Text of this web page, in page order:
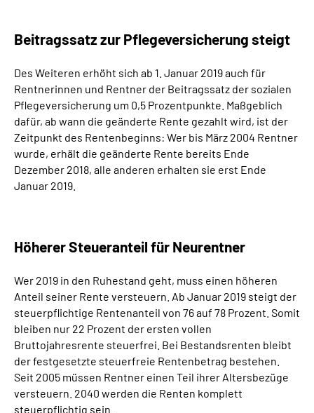
Beitragssatz zur Pflegeversicherung steigt
Des Weiteren erhöht sich ab 1. Januar 2019 auch für
Rentnerinnen und Rentner der Beitragssatz der sozialen
Pflegeversicherung um 0,5 Prozentpunkte. Maßgeblich
dafür, ab wann die geänderte Rente gezahlt wird, ist der
Zeitpunkt des Rentenbeginns: Wer bis März 2004 Rentner
wurde, erhält die geänderte Rente bereits Ende
Dezember 2018, alle anderen erhalten sie erst Ende
Januar 2019.
Höherer Steueranteil für Neurentner
Wer 2019 in den Ruhestand geht, muss einen höheren
Anteil seiner Rente versteuern. Ab Januar 2019 steigt der
steuerpflichtige Rentenanteil von 76 auf 78 Prozent. Somit
bleiben nur 22 Prozent der ersten vollen
Bruttojahresrente steuerfrei. Bei Bestandsrenten bleibt
der festgesetzte steuerfreie Rentenbetrag bestehen.
Seit 2005 müssen Rentner einen Teil ihrer Altersbezüge
versteuern. 2040 werden die Renten komplett
steuerpflichtig sein.